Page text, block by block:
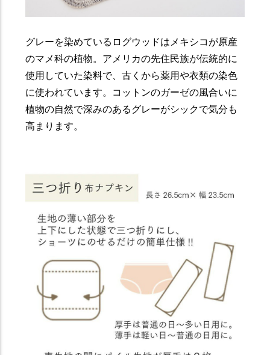
グレーを染めているログウッドはメキシコが原産
のマメ科の植物。アメリカの先住民族が伝統的に
使用していた染料で、古くから薬用や衣類の染色
に使われています。コットンのガーゼの風合いに
植物の自然で深みのあるグレーがシックで気分も
高まります。